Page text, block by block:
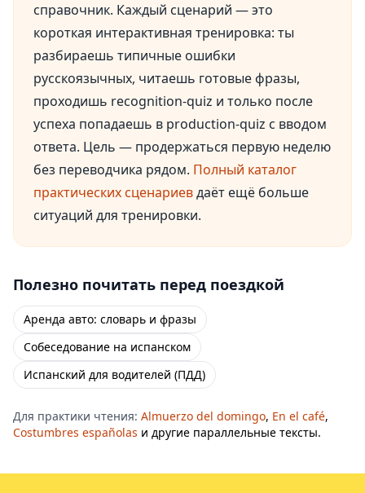
справочник. Каждый сценарий — это
короткая интерактивная тренировка: ты
разбираешь типичные ошибки
русскоязычных, читаешь готовые фразы,
проходишь recognition-quiz и только после
успеха попадаешь в production-quiz с вводом
ответа. Цель — продержаться первую неделю
без переводчика рядом. Полный каталог
практических сценариевдаёт ещё больше
ситуаций для тренировки.
Полезно почитать перед поездкой
Аренда авто: словарь и фразы
Собеседование на испанском
Испанский для водителей (ПДД)
Для практики чтения: Almuerzo del domingo, En el café,
Costumbres españolas и другие параллельные тексты.